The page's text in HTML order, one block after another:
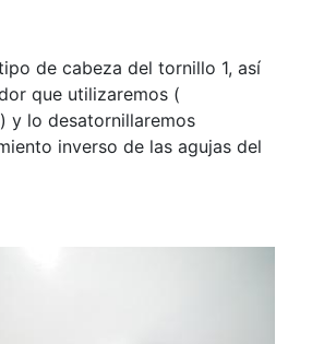
de cabeza del tornillo 1, así
que utilizaremos (
y lo desatornillaremos
inverso de las agujas del